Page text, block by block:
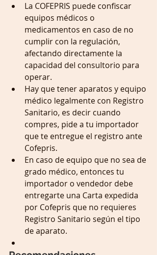
La COFEPRIS puede confiscar
equipos médicos o
medicamentos en caso de no
cumplir con la regulación,
afectando directamente la
capacidad del consultorio para
operar.
Hay que tener aparatos y equipo
médico legalmente con Registro
Sanitario, es decir cuando
compres, pide a tu importador
que te entregue el registro ante
Cofepris.
En caso de equipo que no sea de
grado médico, entonces tu
importador o vendedor debe
entregarte una Carta expedida
por Cofepris que no requieres
Registro Sanitario según el tipo
de aparato.